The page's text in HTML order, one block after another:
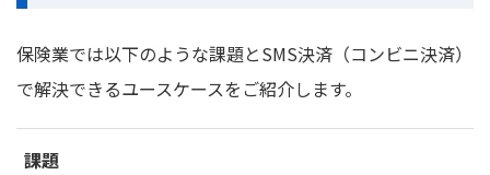
保険業では以下のような課題とSMS決済（コンビニ決済）
で解決できるユースケースをご紹介します。
課題